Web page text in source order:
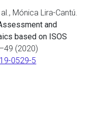
Mónica Lira-Cantú.
and
based on ISOS
(2020)
0529-5